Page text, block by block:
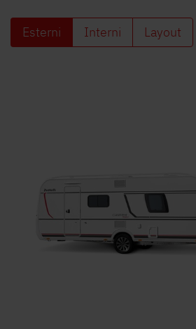
Concessionari
Esterni Interni Layout